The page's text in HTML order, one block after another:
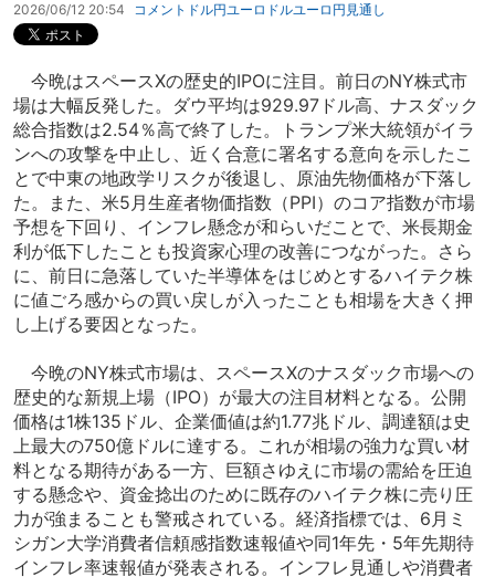
2026/06/12 20:54 コメント ドル円ユーロドルユーロ円 見通し
今晩はスペースXの歴史的IPOに注目。前日のNY株式市
場は大幅反発した。ダウ平均は929.97ドル高、ナスダック
総合指数は2.54％高で終了した。トランプ米大統領がイラ
ンへの攻撃を中止し、近く合意に署名する意向を示したこ
とで中東の地政学リスクが後退し、原油先物価格が下落し
た。また、米5月生産者物価指数（PPI）のコア指数が市場
予想を下回り、インフレ懸念が和らいだことで、米長期金
利が低下したことも投資家心理の改善につながった。さら
に、前日に急落していた半導体をはじめとするハイテク株
に値ごろ感からの買い戻しが入ったことも相場を大きく押
し上げる要因となった。
今晩のNY株式市場は、スペースXのナスダック市場への
歴史的な新規上場（IPO）が最大の注目材料となる。公開
価格は1株135ドル、企業価値は約1.77兆ドル、調達額は史
上最大の750億ドルに達する。これが相場の強力な買い材
料となる期待がある一方、巨額さゆえに市場の需給を圧迫
する懸念や、資金捻出のために既存のハイテク株に売り圧
力が強まることも警戒されている。経済指標では、6月ミ
シガン大学消費者信頼感指数速報値や同1年先・5年先期待
インフレ率速報値が発表される。インフレ見通しや消費者